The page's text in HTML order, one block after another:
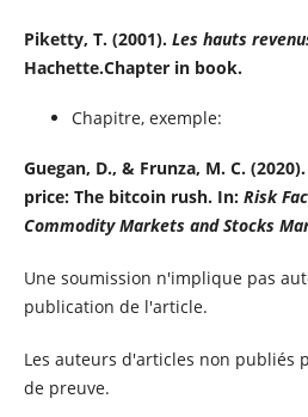
Piketty, T. (2001). Les hauts
Hachette.Chapter in book.
Chapitre, exemple:
Guegan, D., & Frunza, M. C.
price: The bitcoin rush. In: Risk
Commodity Markets and Stocks
Une soumission n'implique pas
publication de l'article.
Les auteurs d'articles non publiés
de preuve.